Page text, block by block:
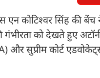
कोटिश्वर सिंह की बेंच
गंभीरता को देखते हुए
और सुप्रीम कोर्ट